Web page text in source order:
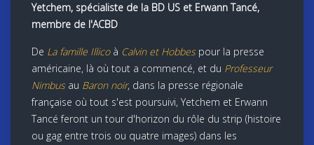
Yetchem, spécialiste de la BD US et Erwann Tancé,
membre de l'ACBD
De La famille Illicoà Calvin et Hobbes pour la presse
américaine, là où tout a commencé, et du Professeur
Nimbusau Baron noir, dans la presse régionale
française où tout s'est poursuivi, Yetchem et Erwann
Tancé feront un tour d'horizon du rôle du strip (histoire
ou gag entre trois ou quatre images) dans les